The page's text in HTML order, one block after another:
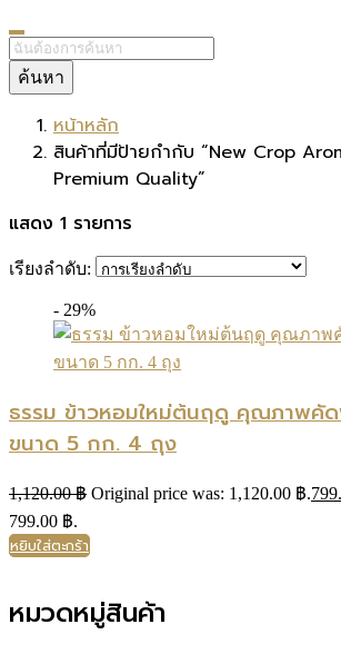
ค้นหา
หน้าหลัก
สินค้าที่มีป้ายกำกับ “New Crop
Premium Quality”
แสดง 1 รายการ
เรียงลำดับ:
- 29%
ธรรม ข้าวหอมใหม่ต้นฤดู คุณภาพคั
ขนาด 5 กก. 4 ถุง
1,120.00฿ Original price was: 1,120.00 ฿.
799.00 ฿.
หยิบใส่ตะกร้า
หมวดหมู่สินค้า